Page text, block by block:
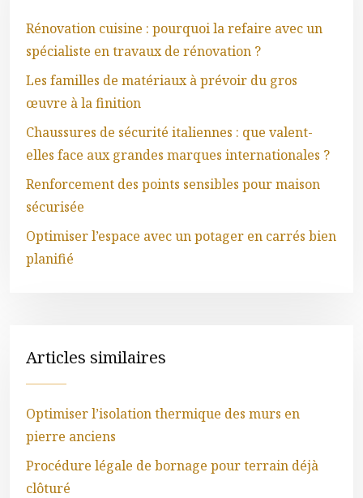
Rénovation cuisine : pourquoi la refaire avec un
spécialiste en travaux de rénovation ?
Les familles de matériaux à prévoir du gros
œuvre à la finition
Chaussures de sécurité italiennes : que valent-
elles face aux grandes marques internationales ?
Renforcement des points sensibles pour maison
sécurisée
Optimiser l’espace avec un potager en carrés bien
planifié
Articles similaires
Optimiser l’isolation thermique des murs en
pierre anciens
Procédure légale de bornage pour terrain déjà
clôturé